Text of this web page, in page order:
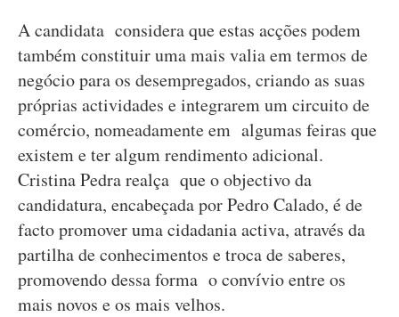
A candidata considera que estas acções podem
também constituir uma mais valia em termos de
negócio para os desempregados, criando as suas
próprias actividades e integrarem um circuito de
comércio, nomeadamente em algumas feiras que
existem e ter algum rendimento adicional.
Cristina Pedra realça que o objectivo da
candidatura, encabeçada por Pedro Calado, é de
facto promover uma cidadania activa, através da
partilha de conhecimentos e troca de saberes,
promovendo dessa forma o convívio entre os
mais novos e os mais velhos.